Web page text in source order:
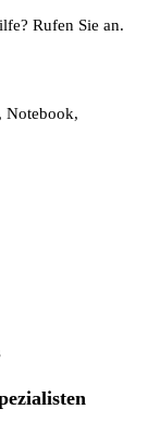
Rufen Sie an.
Notebook,